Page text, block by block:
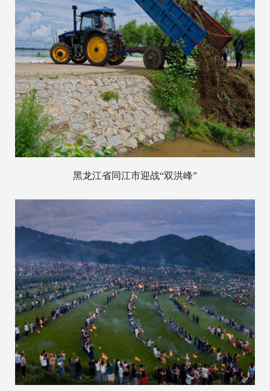
黑龙江省同江市迎战“双洪峰”